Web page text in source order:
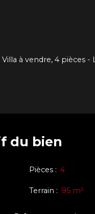
Villa à vendre, 4 pièces -
du bien
Pièces : 4
Terrain : 95 m²